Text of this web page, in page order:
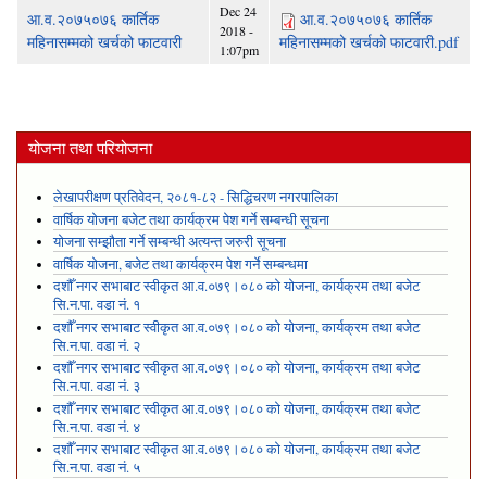
आ.व.२०७५०७६ कार्तिक
महिनासम्मको खर्चको फाटवारी
Dec 24
2018 -
1:07pm
आ.व.२०७५०७६ कार्तिक
महिनासम्मको खर्चको फाटवारी.pdf
योजना तथा परियोजना
लेखापरीक्षण प्रतिवेदन, २०८१-८२ - सिद्धिचरण नगरपालिका
वार्षिक योजना बजेट तथा कार्यक्रम पेश गर्ने सम्बन्धी सूचना
योजना सम्झौता गर्ने सम्बन्धी अत्यन्त जरुरी सूचना
वार्षिक योजना, बजेट तथा कार्यक्रम पेश गर्ने सम्बन्धमा
दशौँ नगर सभाबाट स्वीकृत आ.व.०७९।०८० को योजना, कार्यक्रम तथा बजेट
सि.न.पा. वडा नं. १
दशौँ नगर सभाबाट स्वीकृत आ.व.०७९।०८० को योजना, कार्यक्रम तथा बजेट
सि.न.पा. वडा नं. २
दशौँ नगर सभाबाट स्वीकृत आ.व.०७९।०८० को योजना, कार्यक्रम तथा बजेट
सि.न.पा. वडा नं. ३
दशौँ नगर सभाबाट स्वीकृत आ.व.०७९।०८० को योजना, कार्यक्रम तथा बजेट
सि.न.पा. वडा नं. ४
दशौँ नगर सभाबाट स्वीकृत आ.व.०७९।०८० को योजना, कार्यक्रम तथा बजेट
सि.न.पा. वडा नं. ५